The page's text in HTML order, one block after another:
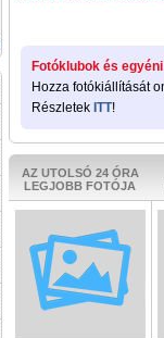
Fotóklubok és
Hozza fotókiállítását
Részletek ITT!
AZ UTOLSÓ 24 ÓRA
LEGJOBB FOTÓJA